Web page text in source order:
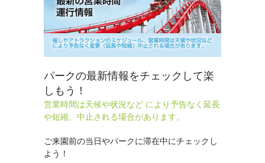
パークの最新情報をチェックして楽
しもう！
営業時間は天候や状況など により予告なく延長
や短縮、中止される場合があります。
ご来園前の当日やパークに滞在中にチェックし
よう！